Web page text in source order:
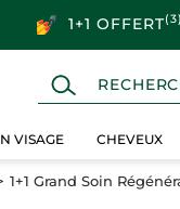
1+1 OFFERT(3)
VISAGE CHEVEUX
1+1 Grand Soin